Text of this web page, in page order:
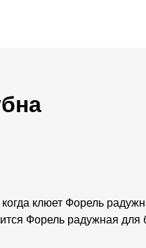
когда клюет Форель
Форель радужная для